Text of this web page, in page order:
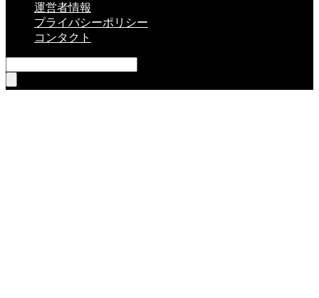
運営者情報
プライバシーポリシー
コンタクト